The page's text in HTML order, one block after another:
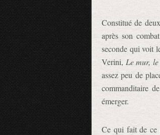
Constitué de
après son
seconde qui voit
Verini, Le mur,
assez peu de
commanditaire
émerger.
Ce qui fait de ce